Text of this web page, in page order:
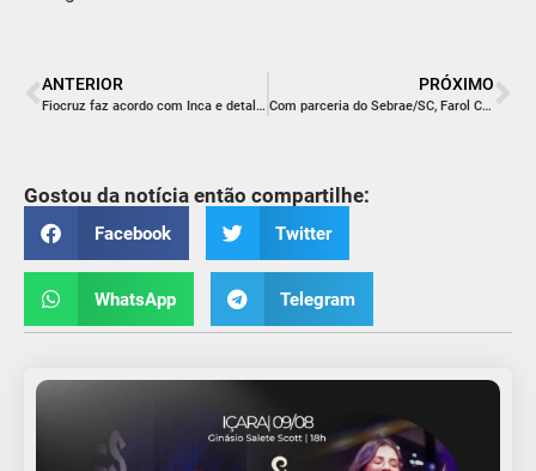
ANTERIOR
Fiocruz faz acordo com Inca e detalha gastos com oncologia
PRÓXIMO
Com parceria do Sebrae/SC, Farol Conecta promove palestras nacionais e talks de sucesso
Gostou da notícia então compartilhe:
Facebook Twitter
WhatsApp Telegram